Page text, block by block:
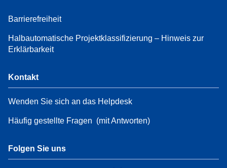
Barrierefreiheit
Halbautomatische Projektklassifizierung – Hinweis zur
Erklärbarkeit
Kontakt
Wenden Sie sich an das Helpdesk
Häufig gestellte Fragen (mit Antworten)
Folgen Sie uns